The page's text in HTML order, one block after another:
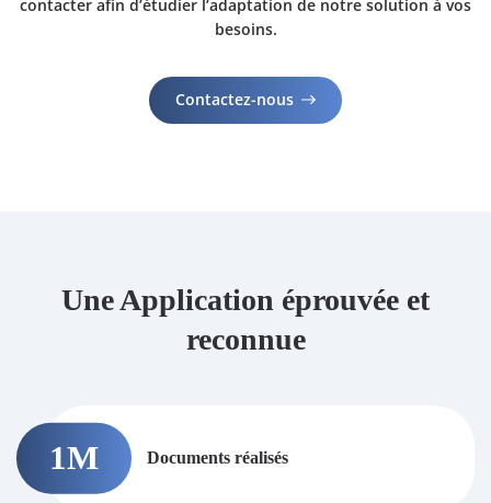
contacter afin d’étudier l’adaptation de notre solution à vos
besoins.
Contactez-nous
Une Application éprouvée et
reconnue
1M Documents réalisés